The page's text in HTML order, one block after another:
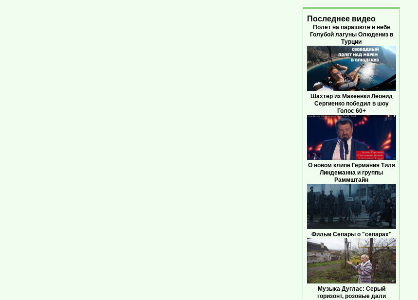
Последнее видео
Полет на парашюте в небе
Голубой лагуны Олюдениз в
Турции
Шахтер из Макеевки Леонид
Сергиенко победил в шоу
Голос 60+
О новом клипе Германия Тиля
Линдеманна и группы
Раммштайн
Фильм Сепары о "сепарах"
Музыка Дуглас: Серый
горизонт, розовые дали